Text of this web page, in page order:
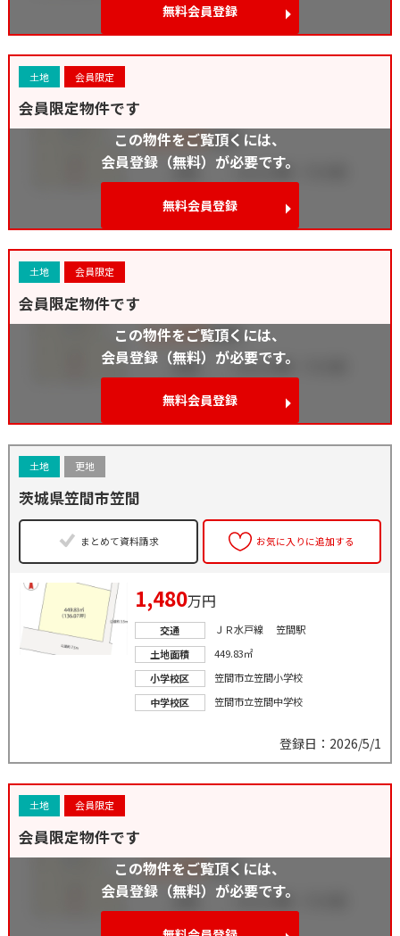
無料会員登録
土地 会員限定
会員限定物件です
この物件をご覧頂くには、
会員登録（無料）が必要です。
無料会員登録
土地 会員限定
会員限定物件です
この物件をご覧頂くには、
会員登録（無料）が必要です。
無料会員登録
土地 更地
茨城県笠間市笠間
まとめて資料請求 お気に入りに追加する
1,480万円
交通
ＪＲ水戸線 笠間駅
土地面積
449.83㎡
小学校区
笠間市立笠間小学校
中学校区
笠間市立笠間中学校
登録日：2026/5/1
土地 会員限定
会員限定物件です
この物件をご覧頂くには、
会員登録（無料）が必要です。